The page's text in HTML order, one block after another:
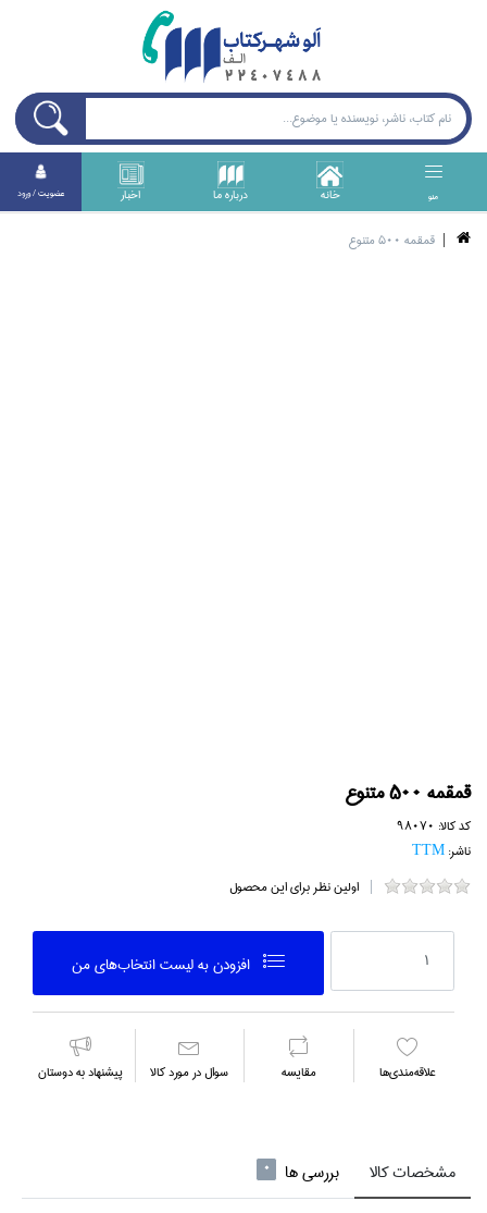
منو خانه درباره ما اخبار عضويت / ورود
قمقمه 500 متنوع
قمقمه 500 متنوع
کد کالا: 98070
ناشر:TTM
اولین نظر برای این محصول
افزودن به ليست انتخاب‌هاي من
علاقه‌مندي‌ها مقايسه سوال در مورد كالا پیشنهاد به دوستان
مشخصات کالا بررسی ها 0